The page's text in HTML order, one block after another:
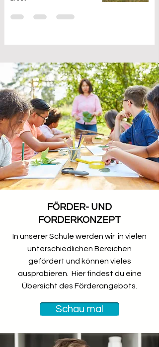
FÖRDER- UND
FORDERKONZEPT
In unserer Schule werden wir in vielen
unterschiedlichen Bereichen
gefördert und können vieles
ausprobieren. Hier findest du eine
Übersicht des Förderangebots.
Schau mal